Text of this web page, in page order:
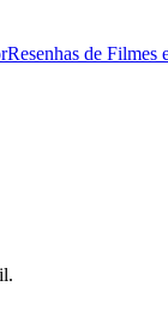
Resenhas de Filmes